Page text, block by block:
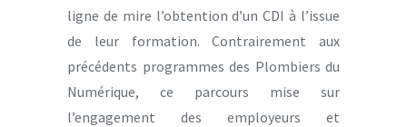
ligne de mire l’obtention d’un CDI à l’issue
de leur formation. Contrairement aux
précédents programmes des Plombiers du
Numérique, ce parcours mise sur
l’engagement des employeurs et